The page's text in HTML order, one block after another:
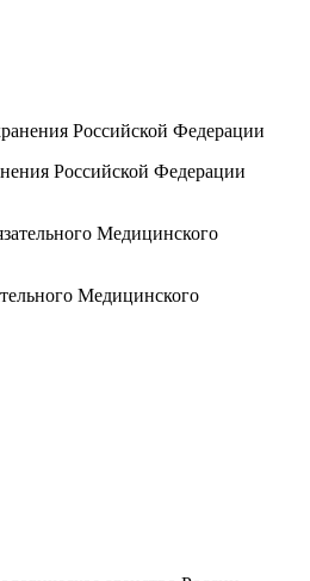
Российской Федерации
Медицинского